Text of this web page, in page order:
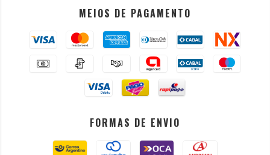
MEIOS DE PAGAMENTO
FORMAS DE ENVIO